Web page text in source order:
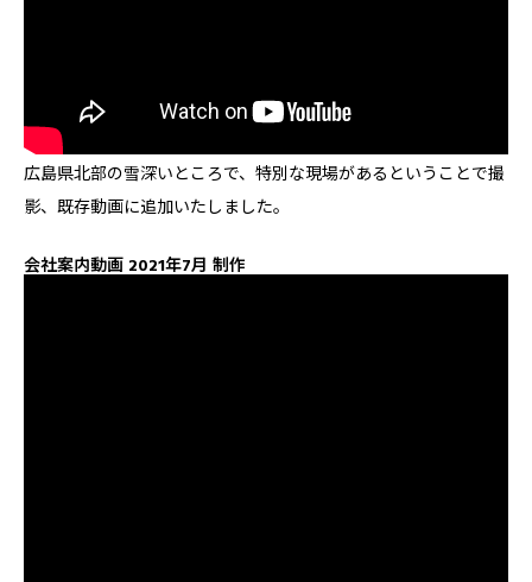
広島県北部の雪深いところで、特別な現場があるということで撮
影、既存動画に追加いたしました。
会社案内動画 2021年7月 制作